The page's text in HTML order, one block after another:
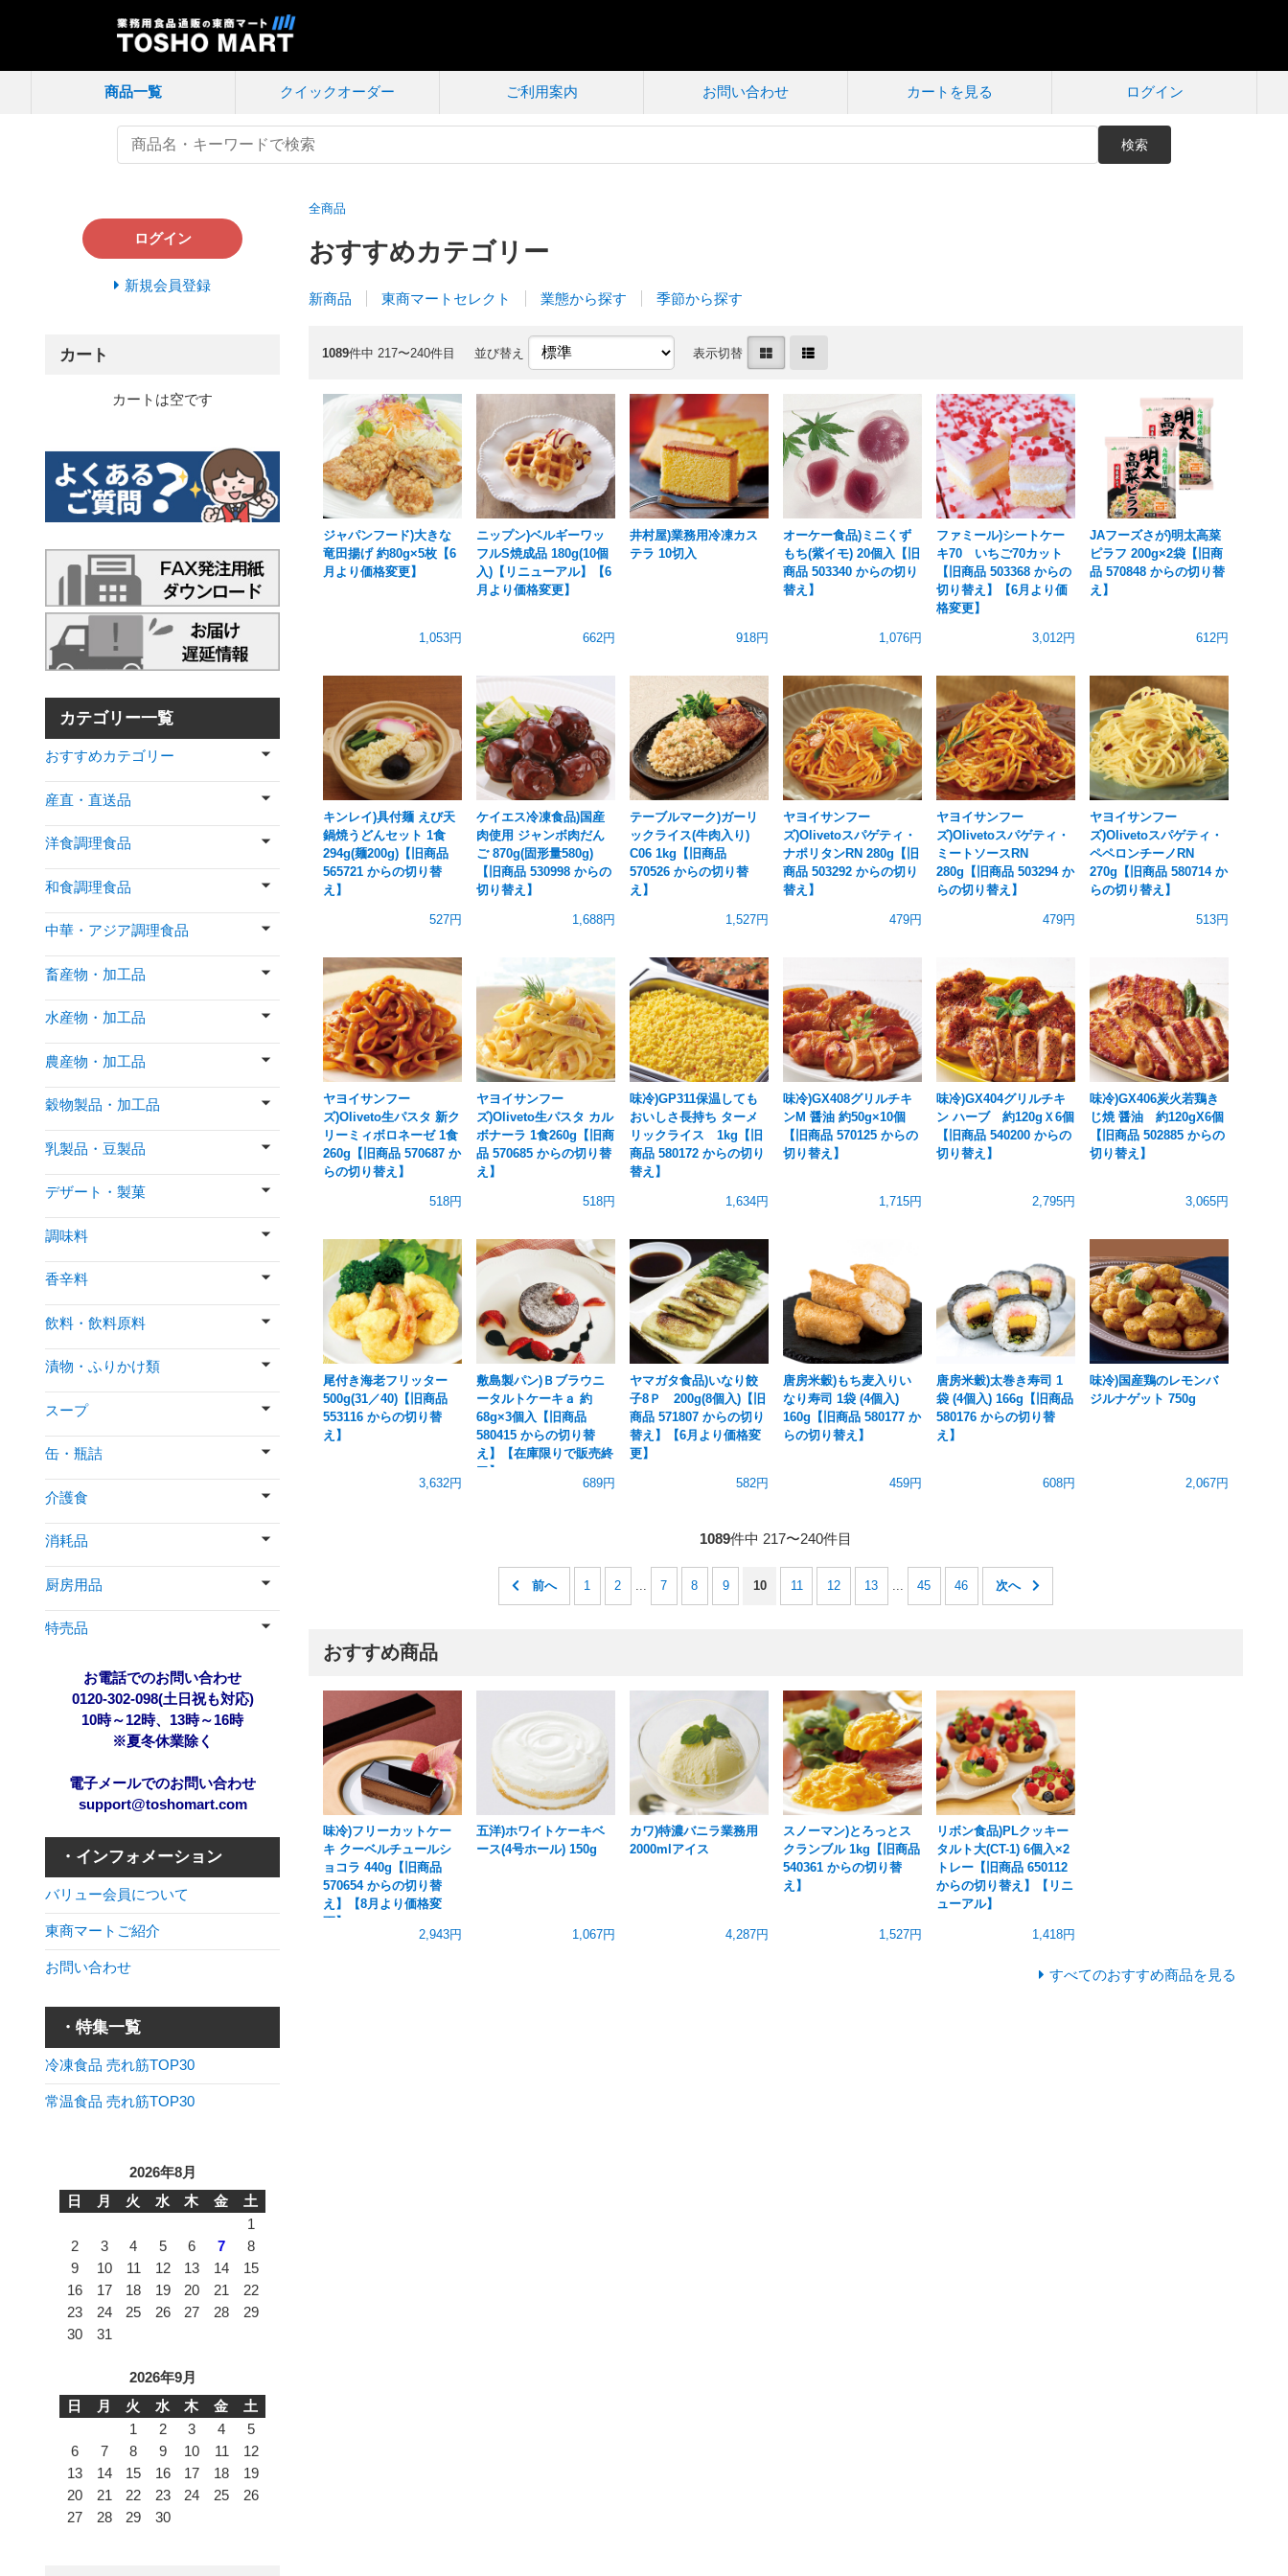
商品一覧 クイックオーダー ご利用案内 お問い合わせ カートを見る ログイン
検索
全商品
おすすめカテゴリー
新商品 東商マートセレクト 業態から探す 季節から探す
1089件中 217〜240件目 並び替え 表示切替
ジャパンフード)大きな
竜田揚げ 約80g×5枚【6
月より価格変更】
1,053円
ニップン)ベルギーワッ
フルS焼成品 180g(10個
入)【リニューアル】【6
月より価格変更】
662円
井村屋)業務用冷凍カス
テラ 10切入
918円
オーケー食品)ミニくず
もち(紫イモ) 20個入【旧
商品 503340 からの切り
替え】
1,076円
ファミール)シートケー
キ70 いちご70カット
【旧商品 503368 からの
切り替え】【6月より価
格変更】
3,012円
JAフーズさが)明太高菜
ピラフ 200g×2袋【旧商
品 570848 からの切り替
え】
612円
キンレイ)具付麺 えび天
鍋焼うどんセット 1食
294g(麺200g)【旧商品
565721 からの切り替
え】
527円
ケイエス冷凍食品)国産
肉使用 ジャンボ肉だん
ご 870g(固形量580g)
【旧商品 530998 からの
切り替え】
1,688円
テーブルマーク)ガーリ
ックライス(牛肉入り)
C06 1kg【旧商品
570526 からの切り替
え】
1,527円
ヤヨイサンフー
ズ)Olivetoスパゲティ・
ナポリタンRN 280g【旧
商品 503292 からの切り
替え】
479円
ヤヨイサンフー
ズ)Olivetoスパゲティ・
ミートソースRN
280g【旧商品 503294 か
らの切り替え】
479円
ヤヨイサンフー
ズ)Olivetoスパゲティ・
ペペロンチーノRN
270g【旧商品 580714 か
らの切り替え】
513円
ヤヨイサンフー
ズ)Oliveto生パスタ 新ク
リーミィボロネーゼ 1食
260g【旧商品 570687 か
らの切り替え】
518円
ヤヨイサンフー
ズ)Oliveto生パスタ カル
ボナーラ 1食260g【旧商
品 570685 からの切り替
え】
518円
味冷)GP311保温しても
おいしさ長持ち ターメ
リックライス 1kg【旧
商品 580172 からの切り
替え】
1,634円
味冷)GX408グリルチキ
ンM 醤油 約50g×10個
【旧商品 570125 からの
切り替え】
1,715円
味冷)GX404グリルチキ
ン ハーブ 約120gＸ6個
【旧商品 540200 からの
切り替え】
2,795円
味冷)GX406炭火若鶏き
じ焼 醤油 約120gX6個
【旧商品 502885 からの
切り替え】
3,065円
尾付き海老フリッター
500g(31／40)【旧商品
553116 からの切り替
え】
3,632円
敷島製パン)Ｂブラウニ
ータルトケーキａ 約
68g×3個入【旧商品
580415 からの切り替
え】【在庫限りで販売終
了】
689円
ヤマガタ食品)いなり餃
子8Ｐ 200g(8個入)【旧
商品 571807 からの切り
替え】【6月より価格変
更】
582円
唐房米穀)もち麦入りい
なり寿司 1袋 (4個入)
160g【旧商品 580177 か
らの切り替え】
459円
唐房米穀)太巻き寿司 1
袋 (4個入) 166g【旧商品
580176 からの切り替
え】
608円
味冷)国産鶏のレモンバ
ジルナゲット 750g
2,067円
1089件中 217〜240件目
1 2 7 8 9 10 11 12 13 45 46
おすすめ商品
味冷)フリーカットケー
キ クーベルチュールシ
ョコラ 440g【旧商品
570654 からの切り替
え】【8月より価格変
更】
2,943円
五洋)ホワイトケーキベ
ース(4号ホール) 150g
1,067円
カワ)特濃バニラ業務用
2000mlアイス
4,287円
スノーマン)とろっとス
クランブル 1kg【旧商品
540361 からの切り替
え】
1,527円
リボン食品)PLクッキー
タルト大(CT-1) 6個入×2
トレー【旧商品 650112
からの切り替え】【リニ
ューアル】
1,418円
すべてのおすすめ商品を見る
ログイン
新規会員登録
カート
カートは空です
カテゴリー一覧
おすすめカテゴリー
産直・直送品
洋食調理食品
和食調理食品
中華・アジア調理食品
畜産物・加工品
水産物・加工品
農産物・加工品
穀物製品・加工品
乳製品・豆製品
デザート・製菓
調味料
香辛料
飲料・飲料原料
漬物・ふりかけ類
スープ
缶・瓶詰
介護食
消耗品
厨房用品
特売品
お電話でのお問い合わせ
0120-302-098(土日祝も対応)
10時～12時、13時～16時
※夏冬休業除く
電子メールでのお問い合わせ
support@toshomart.com
・インフォメーション
バリュー会員について
東商マートご紹介
お問い合わせ
・特集一覧
冷凍食品 売れ筋TOP30
常温食品 売れ筋TOP30
2026年8月
日
月 火 水 木 金
土
1
2
3 4 5 6 7
8
9
10 11 12 13 14
15
16
17 18 19 20 21
22
23
24 25 26 27 28
29
30
31
2026年9月
日
月 火 水 木 金
土
1
2 3 4
5
6
7 8 9 10 11
12
13
14 15 16 17 18
19
20
21 22 23 24 25
26
27
28 29 30